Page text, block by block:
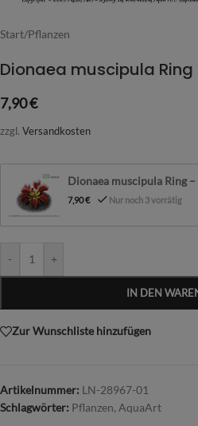
Start/Pflanzen
Dionaea muscipula Ring
7,90€
zzgl. Versandkosten
Dionaea muscipula Ring
7,90€ Nur noch 3 vorrätig
- +
IN DEN
Zur Wunschliste hinzufügen
Artikelnummer: LN-28967-01
Schlagwörter: Pflanzen, AquaArt